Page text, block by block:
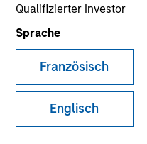
Qualifizierter Investor
Sprache
Französisch
Englisch